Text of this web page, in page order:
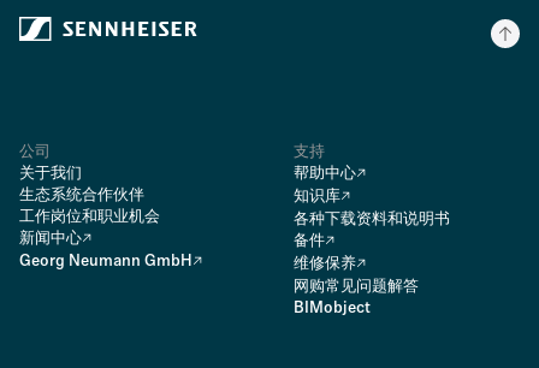
公司
关于我们
生态系统合作伙伴
工作岗位和职业机会
新闻中心
Georg Neumann GmbH
支持
帮助中心
知识库
各种下载资料和说明书
备件
维修保养
网购常见问题解答
BIMobject